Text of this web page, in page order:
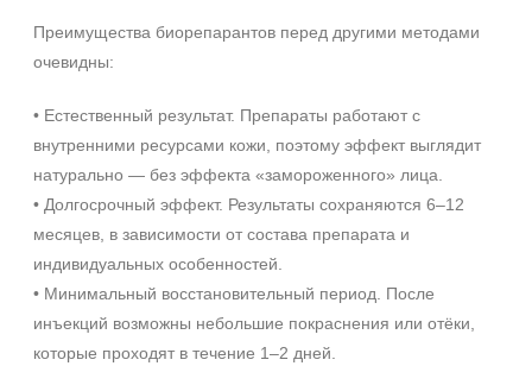
Преимущества биорепарантов перед другими методами
очевидны:
• Естественный результат. Препараты работают с
внутренними ресурсами кожи, поэтому эффект выглядит
натурально — без эффекта «замороженного» лица.
• Долгосрочный эффект. Результаты сохраняются 6–12
месяцев, в зависимости от состава препарата и
индивидуальных особенностей.
• Минимальный восстановительный период. После
инъекций возможны небольшие покраснения или отёки,
которые проходят в течение 1–2 дней.